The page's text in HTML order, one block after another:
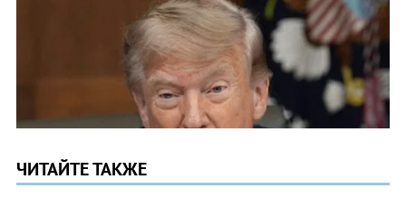
ЧИТАЙТЕ ТАКЖЕ